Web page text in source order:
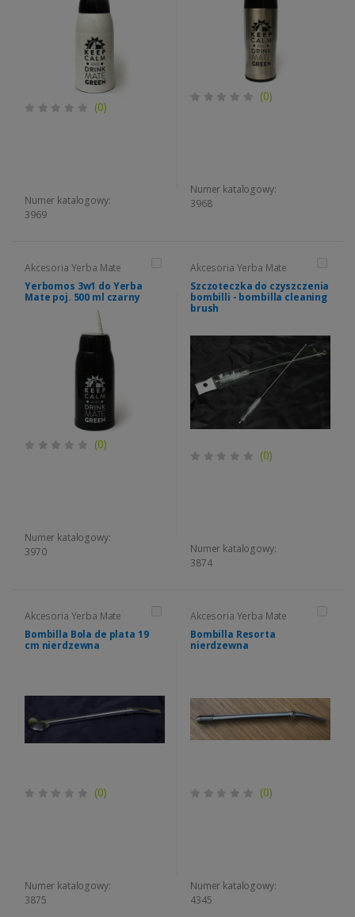
(0)
Numer katalogowy:
3969
(0)
Numer katalogowy:
3968
Akcesoria Yerba Mate
Yerbomos 3w1 do Yerba
Mate poj. 500 ml czarny
(0)
Numer katalogowy:
3970
Akcesoria Yerba Mate
Szczoteczka do czyszczenia
bombilli - bombilla cleaning
brush
(0)
Numer katalogowy:
3874
Akcesoria Yerba Mate
Bombilla Bola de plata 19
cm nierdzewna
(0)
Numer katalogowy:
3875
Akcesoria Yerba Mate
Bombilla Resorta
nierdzewna
(0)
Numer katalogowy:
4345